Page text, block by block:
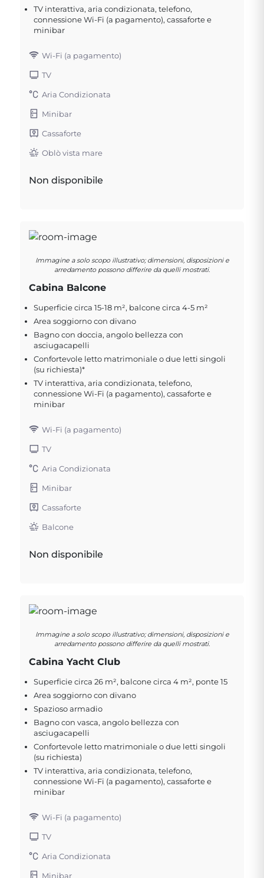
TV interattiva, aria condizionata, telefono,
connessione Wi-Fi (a pagamento), cassaforte e
minibar
Wi-Fi (a pagamento)
TV
Aria Condizionata
Minibar
Cassaforte
Oblò vista mare
Non disponibile
Immagine a solo scopo illustrativo; dimensioni, disposizioni e
arredamento possono differire da quelli mostrati.
Cabina Balcone
Superficie circa 15-18 m², balcone circa 4-5 m²
Area soggiorno con divano
Bagno con doccia, angolo bellezza con
asciugacapelli
Confortevole letto matrimoniale o due letti singoli
(su richiesta)*
TV interattiva, aria condizionata, telefono,
connessione Wi-Fi (a pagamento), cassaforte e
minibar
Wi-Fi (a pagamento)
TV
Aria Condizionata
Minibar
Cassaforte
Balcone
Non disponibile
Immagine a solo scopo illustrativo; dimensioni, disposizioni e
arredamento possono differire da quelli mostrati.
Cabina Yacht Club
Superficie circa 26 m², balcone circa 4 m², ponte 15
Area soggiorno con divano
Spazioso armadio
Bagno con vasca, angolo bellezza con
asciugacapelli
Confortevole letto matrimoniale o due letti singoli
(su richiesta)
TV interattiva, aria condizionata, telefono,
connessione Wi-Fi (a pagamento), cassaforte e
minibar
Wi-Fi (a pagamento)
TV
Aria Condizionata
Minibar